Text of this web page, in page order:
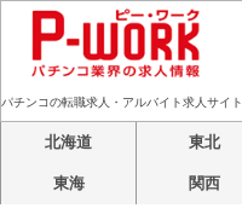
パチンコの転職求人・アルバイト求人サイト
北海道 東北
東海 関西